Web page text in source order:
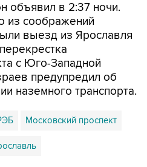
объявил в 2:37 ночи.
из соображений
выезд из Ярославля
с Юго-Западной
предупредил об
наземного транспорта.
Московский проспект